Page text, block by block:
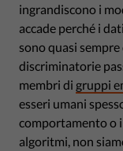
ingrandiscono i
accade perché i
sono quasi
discriminatorie
membri di gruppi
esseri umani
comportamento o
algoritmi, non